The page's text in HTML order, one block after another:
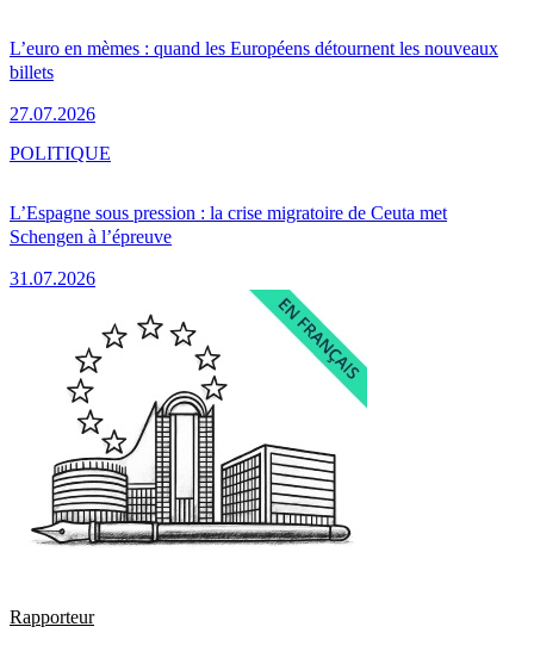
L’euro en mèmes : quand les Européens détournent les nouveaux
billets
27.07.2026
L’Espagne sous pression : la crise migratoire de Ceuta met
Schengen à l’épreuve
31.07.2026
POLITIQUE
Rapporteur